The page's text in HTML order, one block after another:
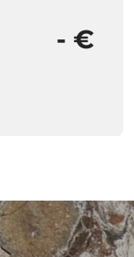
- €